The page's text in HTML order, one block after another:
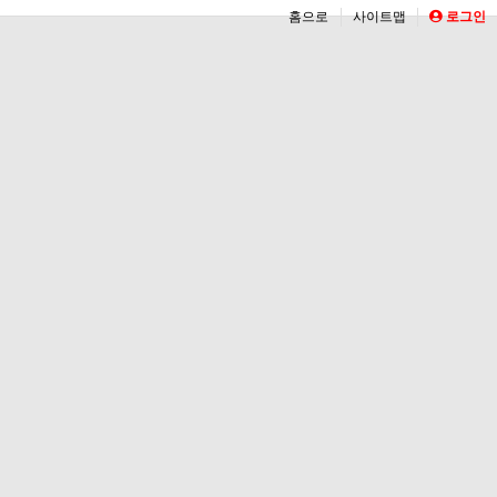
홈으로 사이트맵 로그인